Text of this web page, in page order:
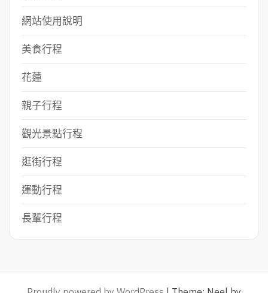
網站使用說明
美食行程
花蓮
親子行程
觀光景點行程
逛街行程
運動行程
長輩行程